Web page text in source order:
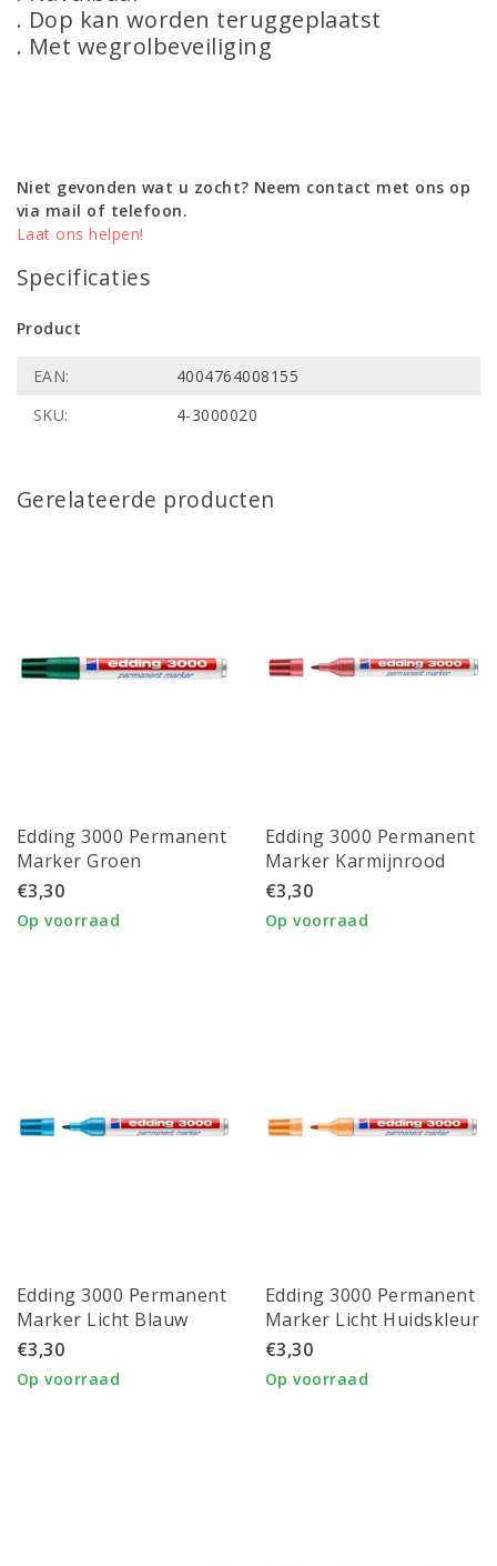
. Dop kan worden teruggeplaatst
. Met wegrolbeveiliging
Niet gevonden wat u zocht? Neem contact met ons op
via mail of telefoon.
Laat ons helpen!
Specificaties
Product
EAN:
4004764008155
SKU:
4-3000020
Gerelateerde producten
Edding 3000 Permanent
Marker Groen
€3,30
Op voorraad
Edding 3000 Permanent
Marker Karmijnrood
€3,30
Op voorraad
Edding 3000 Permanent
Marker Licht Blauw
€3,30
Op voorraad
Edding 3000 Permanent
Marker Licht Huidskleur
€3,30
Op voorraad